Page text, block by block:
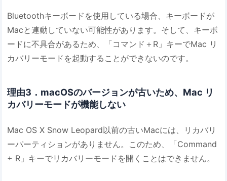
Bluetoothキーボードを使用している場合、キーボードが
Macと連動していない可能性があります。そして、キーボ
ードに不具合があるため、「コマンド＋R」キーでMac リ
カバリーモードを起動することができないのです。
理由3．macOSのバージョンが古いため、Mac リ
カバリーモードが機能しない
Mac OS X Snow Leopard以前の古いMacには、リカバリ
ーパーティションがありません。このため、「Command
+ R」キーでリカバリーモードを開くことはできません。